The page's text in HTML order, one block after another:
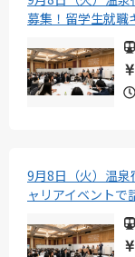
募集！留学生就職
9月8日（火）温
ャリアイベントで